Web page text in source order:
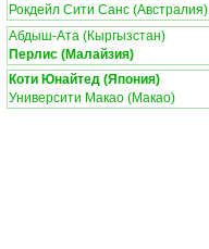
Рокдейл Сити Санс (Австралия)
Абдыш-Ата (Кыргызстан)
Перлис (Малайзия)
Коти Юнайтед (Япония)
Университи Макао (Макао)